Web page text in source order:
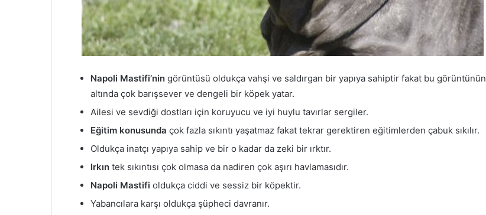
Napoli Mastifi’nin görüntüsü oldukça vahşi ve saldırgan bir yapıya sahiptir fakat bu görüntünün
altında çok barışsever ve dengeli bir köpek yatar.
Ailesi ve sevdiği dostları için koruyucu ve iyi huylu tavırlar sergiler.
Eğitim konusunda çok fazla sıkıntı yaşatmaz fakat tekrar gerektiren eğitimlerden çabuk sıkılır.
Oldukça inatçı yapıya sahip ve bir o kadar da zeki bir ırktır.
Irkın tek sıkıntısı çok olmasa da nadiren çok aşırı havlamasıdır.
Napoli Mastifi oldukça ciddi ve sessiz bir köpektir.
Yabancılara karşı oldukça şüpheci davranır.